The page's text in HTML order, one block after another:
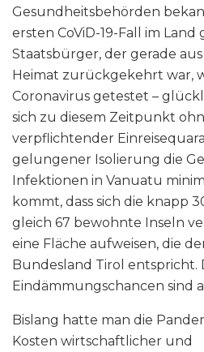
Gesundheitsbehörden
ersten CoViD-19-Fall im
Staatsbürger, der gerade aus
Heimat zurückgekehrt war,
Coronavirus getestet –
sich zu diesem Zeitpunkt
verpflichtender
gelungener Isolierung die
Infektionen in Vanuatu
kommt, dass sich die knapp
gleich 67 bewohnte Inseln
eine Fläche aufweisen, die
Bundesland Tirol entspricht.
Eindämmungschancen sind
Bislang hatte man die
Kosten wirtschaftlicher und